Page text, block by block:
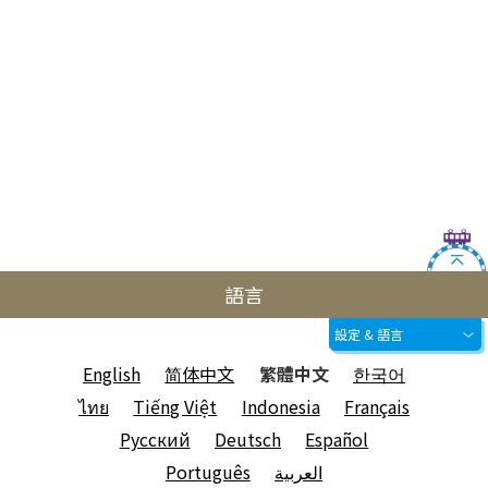
語言
設定 & 語言
English 简体中文 繁體中文
한국어
ไทย
Tiếng Việt Indonesia
Français
Русский
Deutsch
Español
Português
العربية